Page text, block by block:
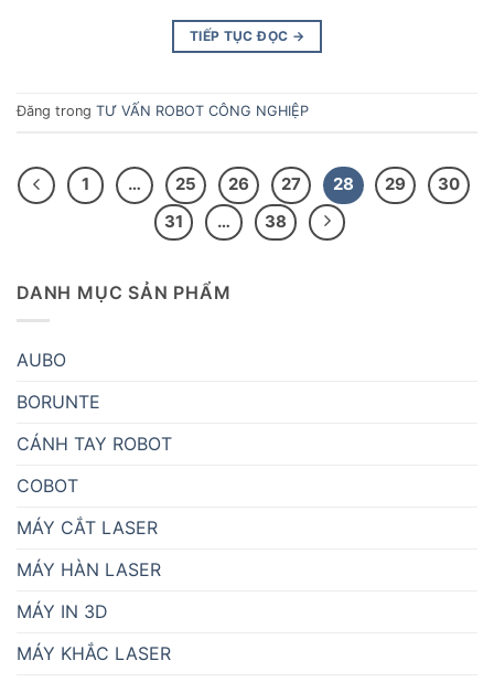
TIẾP TỤC ĐỌC →
Đăng trong TƯ VẤN ROBOT CÔNG NGHIỆP
1 … 25 26 27 28 29
30
31
… 38
DANH MỤC SẢN PHẨM
AUBO
BORUNTE
CÁNH TAY ROBOT
COBOT
MÁY CẮT LASER
MÁY HÀN LASER
MÁY IN 3D
MÁY KHẮC LASER